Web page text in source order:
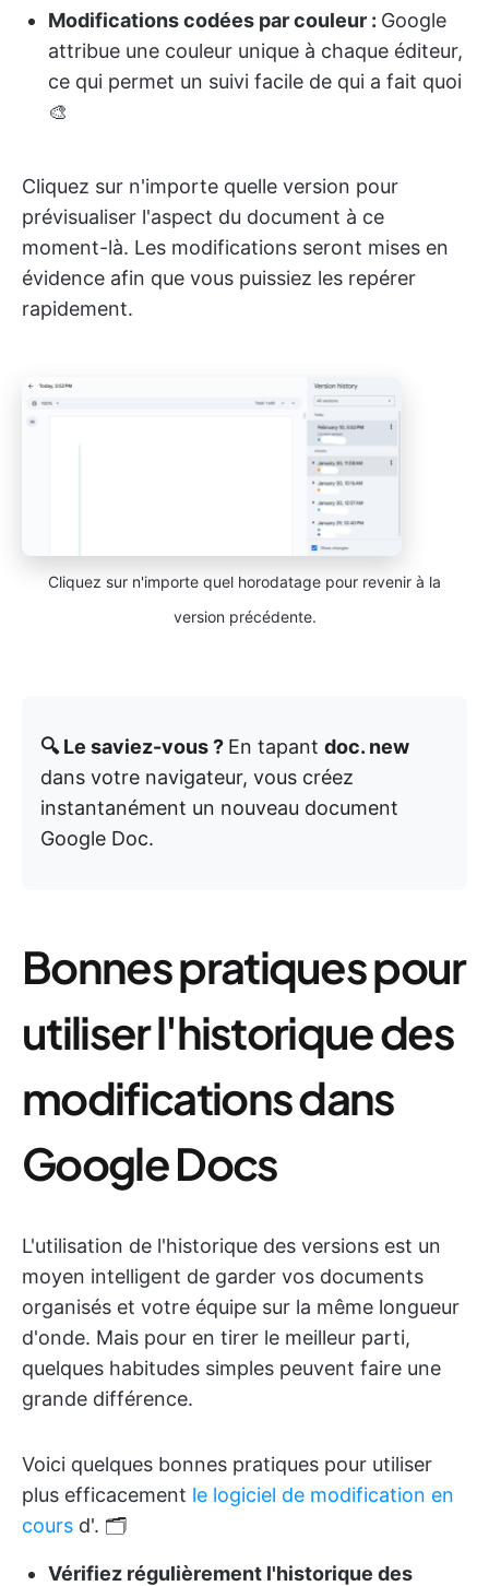
Modifications codées par couleur : Google
attribue une couleur unique à chaque éditeur,
ce qui permet un suivi facile de qui a fait quoi
🎨
Cliquez sur n'importe quelle version pour
prévisualiser l'aspect du document à ce
moment-là. Les modifications seront mises en
évidence afin que vous puissiez les repérer
rapidement.
Cliquez sur n'importe quel horodatage pour revenir à la
version précédente.
🔍 Le saviez-vous ? En tapant doc. new
dans votre navigateur, vous créez
instantanément un nouveau document
Google Doc.
Bonnes pratiques pour
utiliser l'historique des
modifications dans
Google Docs
L'utilisation de l'historique des versions est un
moyen intelligent de garder vos documents
organisés et votre équipe sur la même longueur
d'onde. Mais pour en tirer le meilleur parti,
quelques habitudes simples peuvent faire une
grande différence.
Voici quelques bonnes pratiques pour utiliser
plus efficacement le logiciel de modification en
cours d'. 🗂️
Vérifiez régulièrement l'historique des